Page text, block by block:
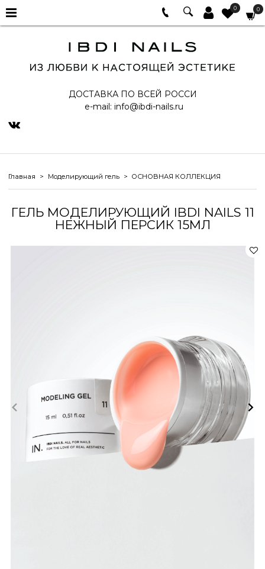
0 0
ДОСТАВКА ПО ВСЕЙ РОССИ
e-mail: info@ibdi-nails.ru
Главная Моделирующий гель ОСНОВНАЯ КОЛЛЕКЦИЯ
ГЕЛЬ МОДЕЛИРУЮЩИЙ IBDI NAILS 11
НЕЖНЫЙ ПЕРСИК 15МЛ